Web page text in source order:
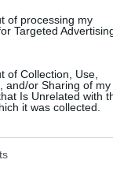
of processing my
Targeted
of Collection, Use,
and/or Sharing of my
Is Unrelated with
it was collected.